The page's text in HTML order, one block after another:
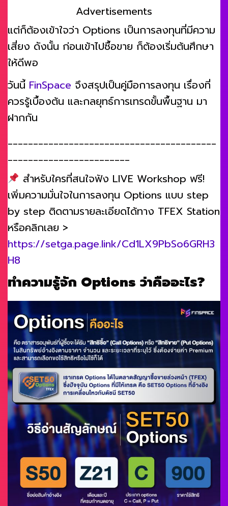
Advertisements
แต่ก็ต้องเข้าใจว่า Options เป็นการลงทุนที่มีความ
เสี่ยง ดังนั้น ก่อนเข้าไปซื้อขาย ก็ต้องเริ่มต้นศึกษา
ให้ดีพอ
วันนี้ FinSpace จึงสรุปเป็นคู่มือการลงทุน เรื่องที่
ควรรู้เบื้องต้น และกลยุทธ์การเทรดขั้นพื้นฐาน มา
ฝากกัน
_________________________________________
________________________
สำหรับใครที่สนใจฟัง LIVE Workshop ฟรี!
เพิ่มความมั่นใจในการลงทุน Options แบบ step
by step ติดตามรายละเอียดได้ทาง TFEX Station
หรือคลิกเลย >
https://setga.page.link/Cd1LX9PbSo6GRH3
H8
ทำความรู้จัก Options ว่าคืออะไร?